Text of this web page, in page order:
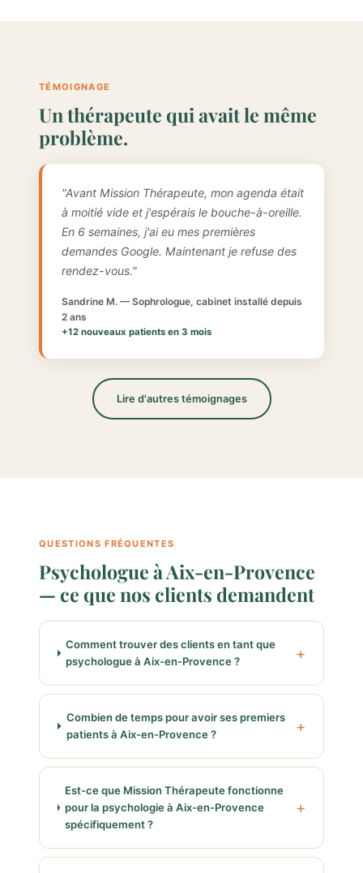
TÉMOIGNAGE
Un thérapeute qui avait le même
problème.
"Avant Mission Thérapeute, mon agenda était
à moitié vide et j'espérais le bouche-à-oreille.
En 6 semaines, j'ai eu mes premières
demandes Google. Maintenant je refuse des
rendez-vous."
Sandrine M. — Sophrologue, cabinet installé depuis
2 ans
+12 nouveaux patients en 3 mois
Lire d'autres témoignages
QUESTIONS FRÉQUENTES
Psychologue à Aix-en-Provence
— ce que nos clients demandent
Comment trouver des clients en tant que
psychologue à Aix-en-Provence ?
Combien de temps pour avoir ses premiers
patients à Aix-en-Provence ?
Est-ce que Mission Thérapeute fonctionne
pour la psychologie à Aix-en-Provence
spécifiquement ?